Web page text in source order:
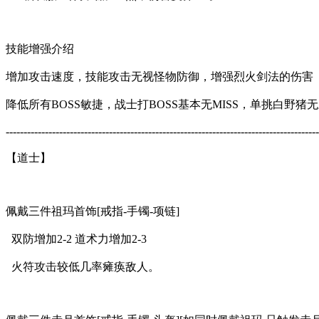
技能增强介绍
增加攻击速度，技能攻击无视怪物防御，增强烈火剑法的伤害
降低所有BOSS敏捷，战士打BOSS基本无MISS，单挑白野猪
【道士】
佩戴三件祖玛首饰[戒指-手镯-项链]
双防增加2-2 道术力增加2-3
火符攻击较低几率瘫痪敌人。